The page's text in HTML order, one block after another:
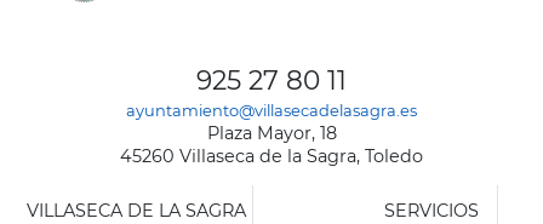
925 27 80 11
ayuntamiento@villasecadelasagra.es
Plaza Mayor, 18
45260 Villaseca de la Sagra, Toledo
VILLASECA DE LA SAGRA SERVICIOS